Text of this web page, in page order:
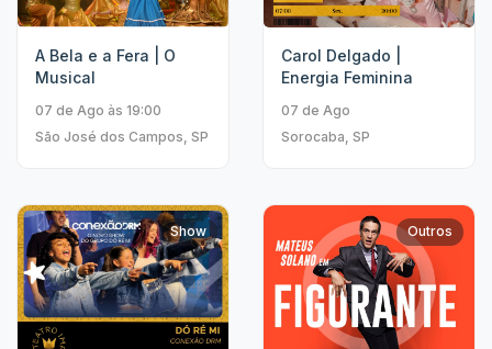
A Bela e a Fera | O
Musical
07 de Ago às 19:00
São José dos Campos, SP
Carol Delgado |
Energia Feminina
07 de Ago
Sorocaba, SP
Show Outros